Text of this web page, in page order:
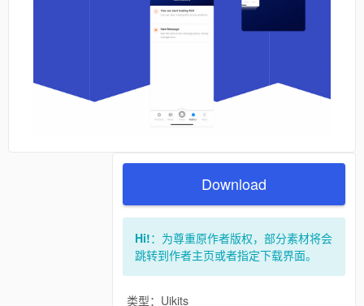
Download
Hi!：为尊重原作者版权，部分素材将会
跳转到作者主页或者指定下载界面。
类型：Uikits